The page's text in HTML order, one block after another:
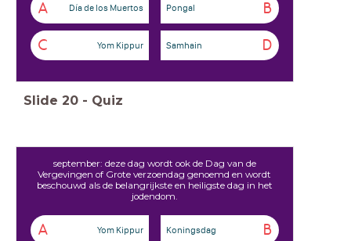
A Día de los Muertos B
Pongal
C Yom Kippur D
Samhain
Slide 20 - Quiz
september: deze dag wordt ook de Dag van de
Vergevingen of Grote verzoendag genoemd en wordt
beschouwd als de belangrijkste en heiligste dag in het
jodendom.
A Yom Kippur B
Koningsdag